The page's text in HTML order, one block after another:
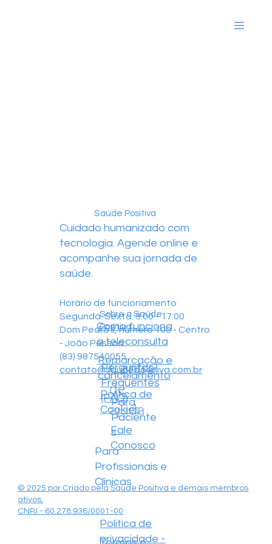
Cuidado humanizado com
tecnologia. Agende online e
acompanhe sua jornada de
saúde.
Horário de funcionamento
Segunda-Sexta: 9:00 - 17:00
Dom Pedro II, número 100 - Centro
- João Pessoa
(83) 987540055
contato@saudepositiva.com.br
© 2025 por Criado pela Saúde Positiva e demais membros
ativos.
CNPJ - 60.278.936/0001-00
Sobre a Saúde
Positiva
Central
de
ajuda
Para
Paciente
s
Para
Profissionais e
Clínicas
Perguntas
Frequentes
(FAQ)
Como funciona
a teleconsulta
Remarcação e
cancelamento
Política de
Cookies
Politica de
privacidade -
Fale
Conosco
Saúde Positiva